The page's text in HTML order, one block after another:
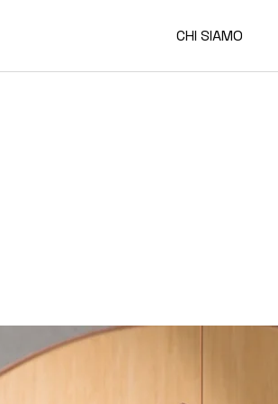
CHI SIAMO